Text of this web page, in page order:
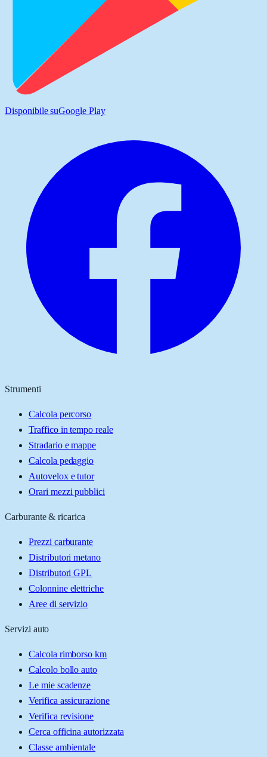
Disponibile suGoogle Play
Strumenti
Calcola percorso
Traffico in tempo reale
Stradario e mappe
Calcola pedaggio
Autovelox e tutor
Orari mezzi pubblici
Carburante & ricarica
Prezzi carburante
Distributori metano
Distributori GPL
Colonnine elettriche
Aree di servizio
Servizi auto
Calcola rimborso km
Calcolo bollo auto
Le mie scadenze
Verifica assicurazione
Verifica revisione
Cerca officina autorizzata
Classe ambientale